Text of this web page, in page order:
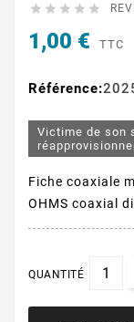
    
1,00 € TTC
Référence:
Victime de son
Fiche coaxiale
OHMS coaxial
QUANTITÉ